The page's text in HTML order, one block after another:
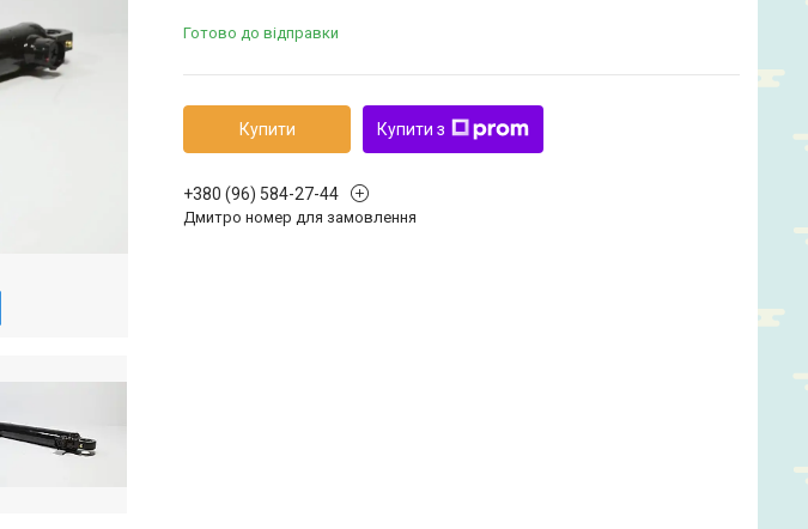
Готово до відправки
Купити Купити з
+380 (96) 584-27-44
Дмитро номер для замовлення